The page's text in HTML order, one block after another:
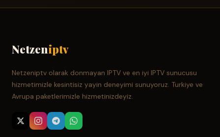
Netzeniptv
Netzeniptv olarak donmayan IPTV ve en iyi IPTV sunucusu
hizmetimizle kesintisiz yayin deneyimi sunuyoruz. Turkiye ve
Avrupa paketlerimizle hizmetinizdeyiz.